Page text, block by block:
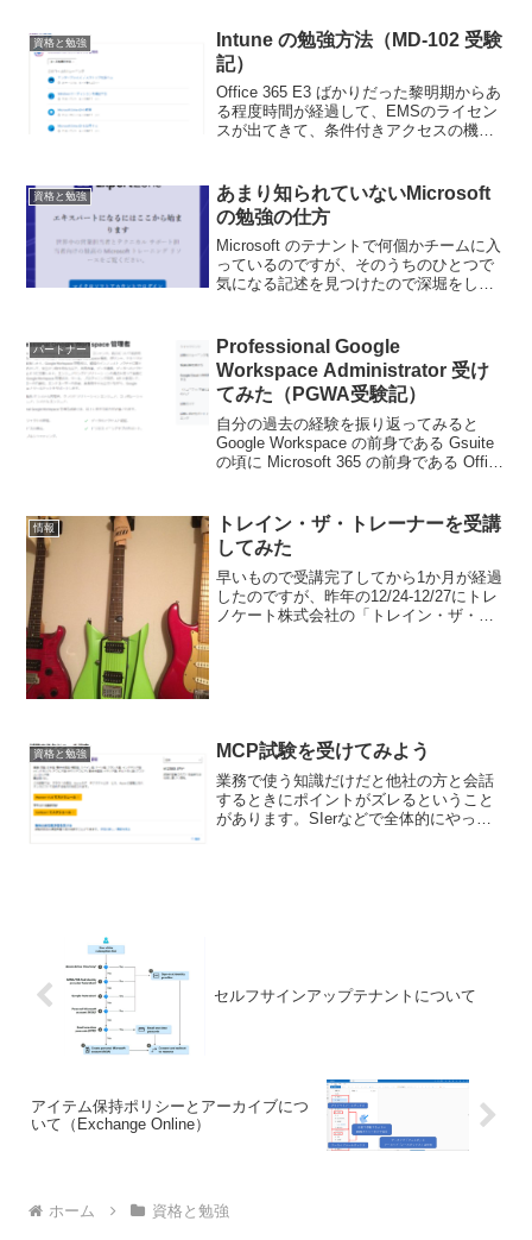
情シスの方に話したと...
資格と勉強
Intune の勉強方法（MD-102 受験
記）
Office 365 E3 ばかりだった黎明期からあ
る程度時間が経過して、EMSのライセン
スが出てきて、条件付きアクセスの機能
これは Azure AD Pre...
資格と勉強
あまり知られていないMicrosoft
の勉強の仕方
Microsoft のテナントで何個かチームに入
っているのですが、そのうちのひとつで
気になる記述を見つけたので深堀をして
営業職や初学者向...
パートナー
Professional Google
Workspace Administrator 受け
てみた（PGWA受験記）
自分の過去の経験を振り返ってみると
Google Workspace の前身である Gsuite
の頃に Microsoft 365 の前身である Office
情報
トレイン・ザ・トレーナーを受講
してみた
早いもので受講完了してから1か月が経過
したのですが、昨年の12/24-12/27にトレ
ノケート株式会社の「トレイン・ザ・ト
資格と勉強 MCP試験を受けてみよう
業務で使う知識だけだと他社の方と会話
するときにポイントがズレるということ
があります。SIerなどで全体的にやって
セルフサインアップテナントについて
アイテム保持ポリシーとアーカイブにつ
いて（Exchange Online）
ホーム 資格と勉強